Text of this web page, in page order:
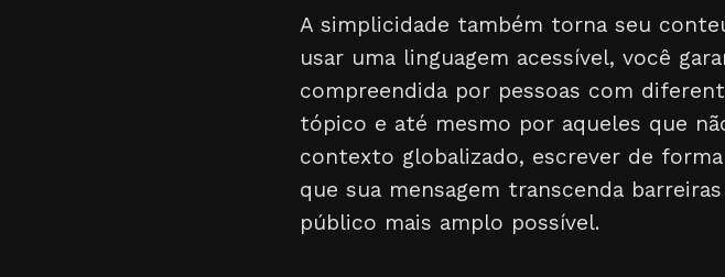
A simplicidade também torna seu
usar uma linguagem acessível, você
compreendida por pessoas com
tópico e até mesmo por aqueles que
contexto globalizado, escrever de
que sua mensagem transcenda
público mais amplo possível.